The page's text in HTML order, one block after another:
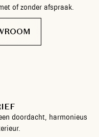
of zonder afspraak.
doordacht, harmonieus